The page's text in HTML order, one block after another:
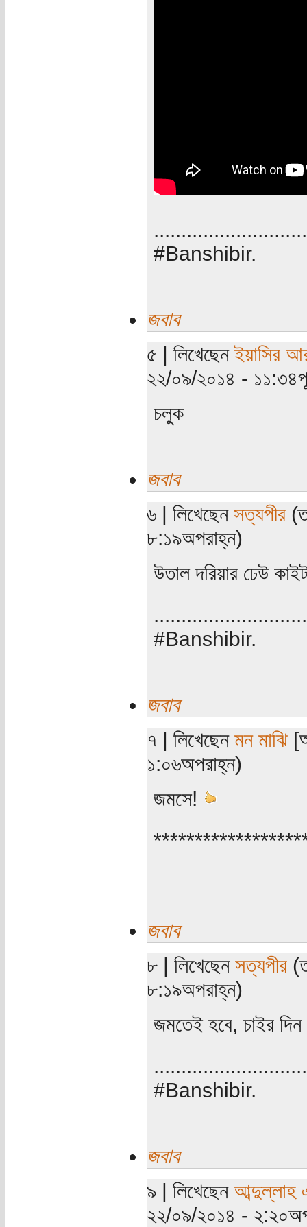
#Banshibir.
জবাব
৫ | লিখেছেনইয়াসির
২২/০৯/২০১৪ -
চলুক
জবাব
৬ | লিখেছেন সত্যপীর
৮:১৯অপরাহ্ন)
উতাল দরিয়ার ঢেউ
#Banshibir.
জবাব
৭ | লিখেছেন মন মাঝি
১:০৬অপরাহ্ন)
জমসে!
জবাব
৮ | লিখেছেন সত্যপীর
৮:১৯অপরাহ্ন)
জমতেই হবে, চাইর
#Banshibir.
জবাব
৯ | লিখেছেন আব্দুল্লাহ
২২/০৯/২০১৪ -